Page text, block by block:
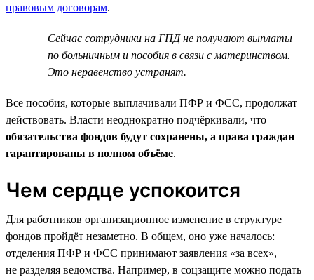
правовым договорам.
Сейчас сотрудники на ГПД не получают выплаты
по больничным и пособия в связи с материнством.
Это неравенство устранят.
Все пособия, которые выплачивали ПФР и ФСС, продолжат
действовать. Власти неоднократно подчёркивали, что
обязательства фондов будут сохранены, а права граждан
гарантированы в полном объёме.
Чем сердце успокоится
Для работников организационное изменение в структуре
фондов пройдёт незаметно. В общем, оно уже началось:
отделения ПФР и ФСС принимают заявления «за всех»,
не разделяя ведомства. Например, в соцзащите можно подать